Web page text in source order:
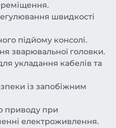
швидкості
підйому консолі.
зварювальної головки.
укладання кабелів та
із запобіжним
приводу при
електроживлення.